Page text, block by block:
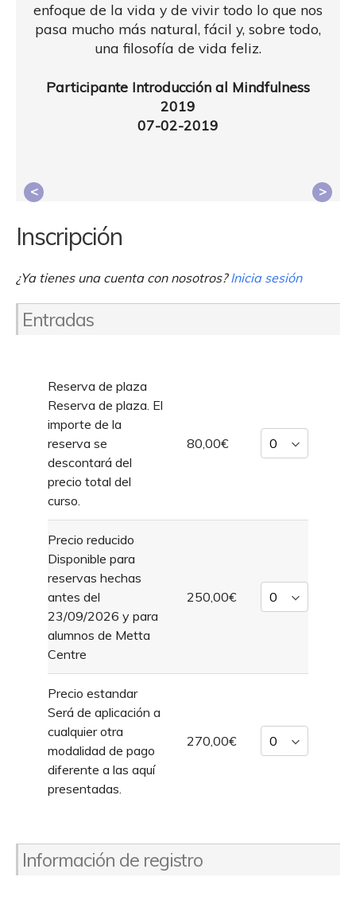
enfoque de la vida y de vivir todo lo que nos
pasa mucho más natural, fácil y, sobre todo,
una filosofía de vida feliz.
Participante Introducción al Mindfulness
2019
07-02-2019
< >
Inscripción
¿Ya tienes una cuenta con nosotros?Inicia sesión
Entradas
Reserva de plaza
Reserva de plaza. El
importe de la
reserva se
descontará del
precio total del
curso.
80,00€
Precio reducido
Disponible para
reservas hechas
antes del
23/09/2026 y para
alumnos de Metta
Centre
250,00€
Precio estandar
Será de aplicación a
cualquier otra
modalidad de pago
diferente a las aquí
presentadas.
270,00€
Información de registro